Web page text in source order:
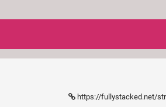
https://fullystacked.net/